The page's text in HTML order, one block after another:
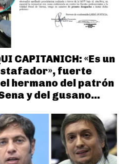
CAPITANICH: «Es un
fuerte
hermano del patrón
y del gusano...